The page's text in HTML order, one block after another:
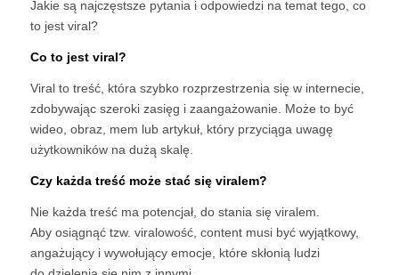
Jakie są najczęstsze pytania i odpowiedzi na temat tego, co
to jest viral?
Co to jest viral?
Viral to treść, która szybko rozprzestrzenia się w internecie,
zdobywając szeroki zasięg i zaangażowanie. Może to być
wideo, obraz, mem lub artykuł, który przyciąga uwagę
użytkowników na dużą skalę.
Czy każda treść może stać się viralem?
Nie każda treść ma potencjał, do stania się viralem.
Aby osiągnąć tzw. viralowość, content musi być wyjątkowy,
angażujący i wywołujący emocje, które skłonią ludzi